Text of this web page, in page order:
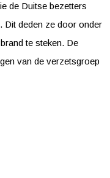
de Duitse bezetters
Dit deden ze door onder
te steken. De
van de verzetsgroep